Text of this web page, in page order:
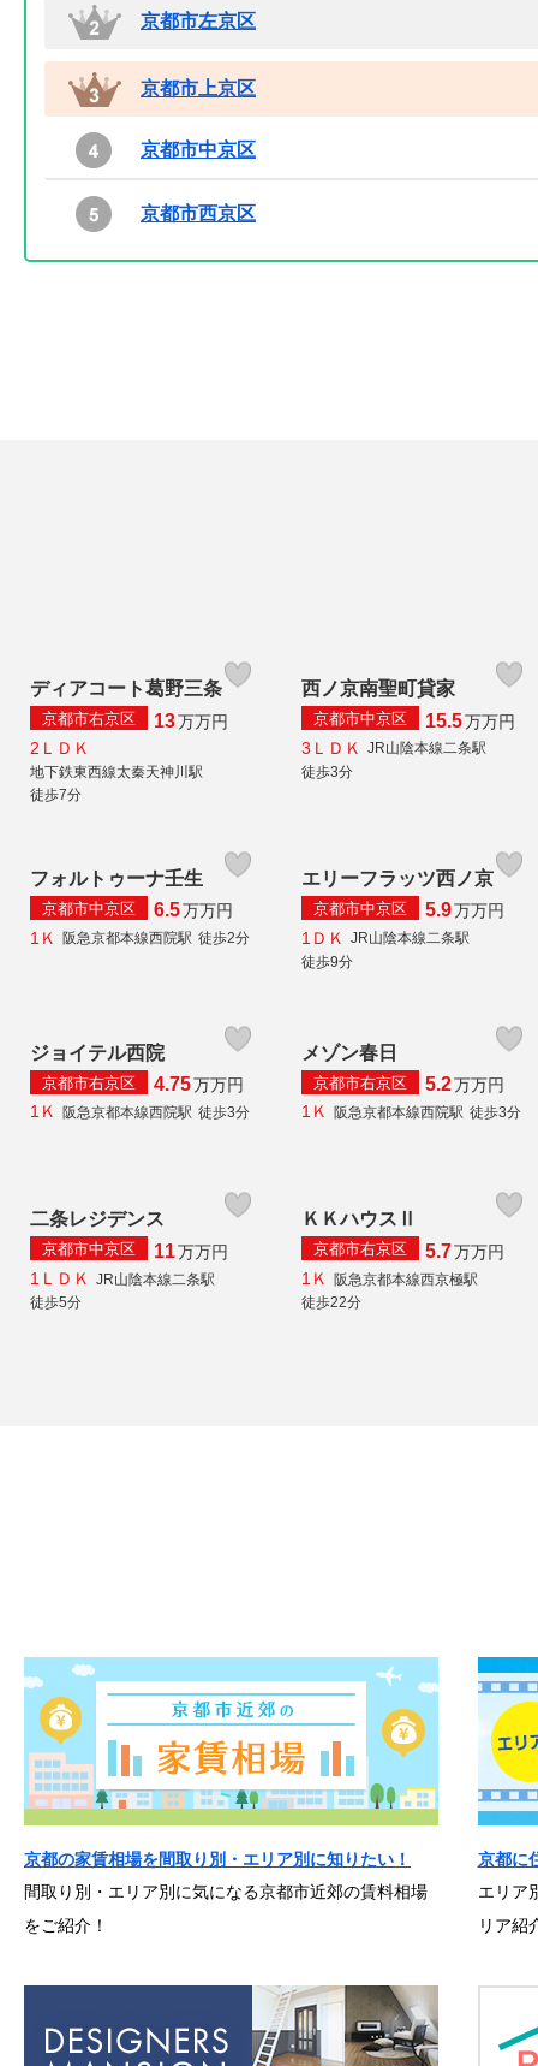
京都市左京区
京都市上京区
京都市中京区
京都市西京区
ディアコート葛野三条
京都市右京区 13万万円
2ＬＤＫ
地下鉄東西線太秦天神川駅
徒歩7分
西ノ京南聖町貸家
京都市中京区 15.5万万円
3ＬＤＫ
JR山陰本線二条駅
徒歩3分
フォルトゥーナ壬生
京都市中京区 6.5万万円
1Ｋ
阪急京都本線西院駅 徒歩2分
エリーフラッツ西ノ京
京都市中京区 5.9万万円
1ＤＫ
JR山陰本線二条駅
徒歩9分
ジョイテル西院
京都市右京区 4.75万万円
1Ｋ 阪急京都本線西院駅 徒歩3分
メゾン春日
京都市右京区 5.2万万円
1Ｋ 阪急京都本線西院駅 徒歩3分
二条レジデンス
京都市中京区 11万万円
1ＬＤＫ
JR山陰本線二条駅
徒歩5分
ＫＫハウスⅡ
京都市右京区 5.7万万円
1Ｋ
阪急京都本線西京極駅
徒歩22分
京都の家賃相場を間取り別・エリア別に知りたい！
間取り別・エリア別に気になる京都市近郊の賃料相場
をご紹介！
京都に
エリア
リア紹